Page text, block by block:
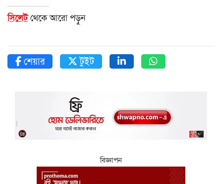
সিলেটথেকে আরো পড়ুন
শেয়ার টুইট
বিজ্ঞাপন